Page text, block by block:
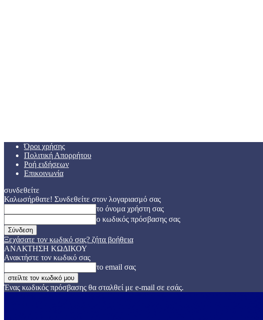
Όροι χρήσης
Πολιτική Απορρήτου
Ροή ειδήσεων
Επικοινωνία
συνδεθείτε
Καλωσήρθατε! Συνδεθείτε στον λογαριασμό σας
το όνομα χρήστη σας
ο κωδικός πρόσβασης σας
Ξεχάσατε τον κωδικό σας? ζήτα βοήθεια
ΑΝΑΚΤΗΣΗ ΚΩΔΙΚΟΥ
Ανακτήστε τον κωδικό σας
το email σας
Ένας κωδικός πρόσβασης θα σταλθεί με e-mail σε εσάς.